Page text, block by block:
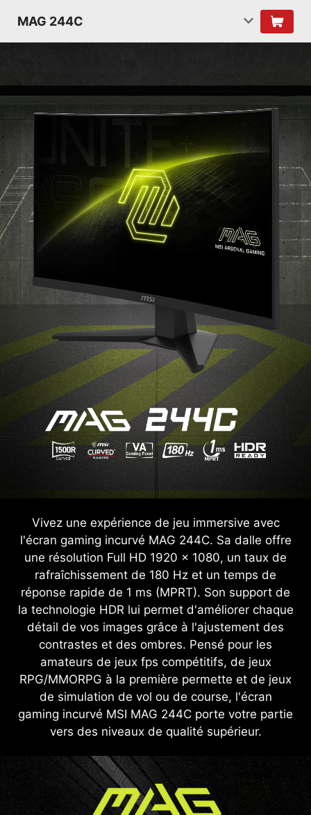
MAG 244C
Vivez une expérience de jeu immersive avec
l'écran gaming incurvé MAG 244C. Sa dalle offre
une résolution Full HD 1920 x 1080, un taux de
rafraîchissement de 180 Hz et un temps de
réponse rapide de 1 ms (MPRT). Son support de
la technologie HDR lui permet d'améliorer chaque
détail de vos images grâce à l'ajustement des
contrastes et des ombres. Pensé pour les
amateurs de jeux fps compétitifs, de jeux
RPG/MMORPG à la première permette et de jeux
de simulation de vol ou de course, l'écran
gaming incurvé MSI MAG 244C porte votre partie
vers des niveaux de qualité supérieur.